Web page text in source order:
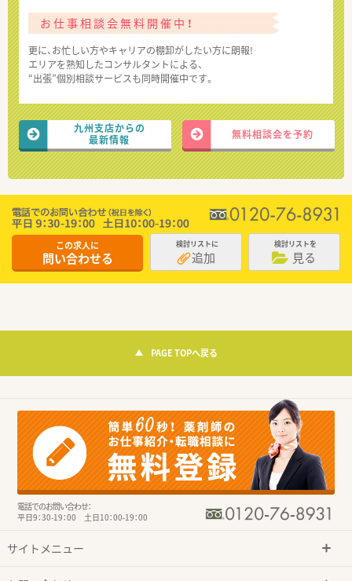
お仕事相談会無料開催中！
更に、お忙しい方やキャリアの棚卸がしたい方に朗報!
エリアを熟知したコンサルタントによる、
“出張”個別相談サービスも同時開催中です。
九州支店からの
最新情報
無料相談会を予約
この求人に
問い合わせる
検討リストに
追加
検討リストを
見る
PAGE TOPへ戻る
電話でのお問い合わせ：
平日9：30-19：00 土日10：00-19：00
サイトメニュー